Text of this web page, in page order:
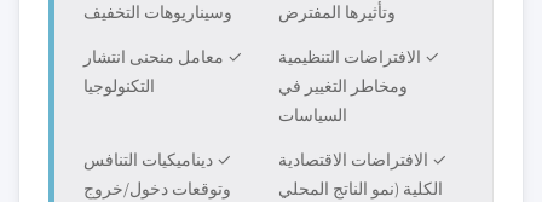
وتأثيرها المفترض
وسيناريوهات التخفيف
✓ الافتراضات التنظيمية
ومخاطر التغيير في
السياسات
✓ معامل منحنى انتشار
التكنولوجيا
✓ الافتراضات الاقتصادية
الكلية (نمو الناتج المحلي
✓ ديناميكيات التنافس
وتوقعات دخول/خروج